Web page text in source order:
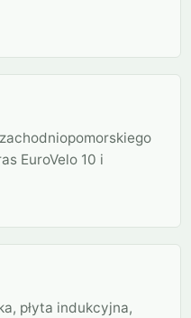
EuroVelo 10 i
płyta indukcyjna,